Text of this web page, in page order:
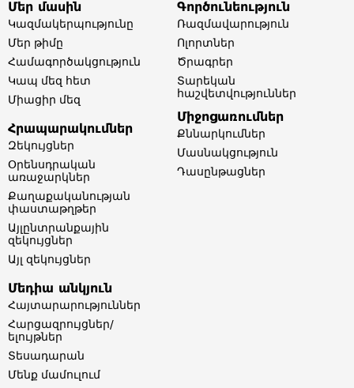
Մեր մասին
Կազմակերպությունը
Մեր թիմը​
Համագործակցություն
Կապ մեզ հետ
Միացիր մեզ
Գործունեություն
Ռազմավարություն
Ոլորտներ​
Ծրագրեր
Տարեկան
հաշվետվություններ​
Հրապարակումներ
Զեկույցներ
Օրենսդրական
առաջարկներ
Քաղաքականության
փաստաթղթեր
Այլընտրանքային
զեկույցներ
Այլ զեկույցներ
Միջոցառումներ
Քննարկումներ
Մասնակցություն
Դասընթացներ
Մեդիա անկյուն
Հայտարարություններ
Հարցազրույցներ/
ելույթներ
Տեսադարան
Մենք մամուլում